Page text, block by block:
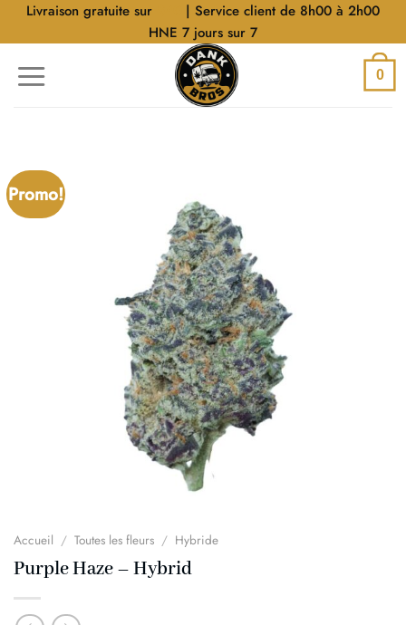
AllerLivraison gratuite sur
| Service client de 8h00 à 2h00
HNE 7 jours sur 7
0
Promo!
Accueil / Toutes les fleurs / Hybride
Purple Haze – Hybrid